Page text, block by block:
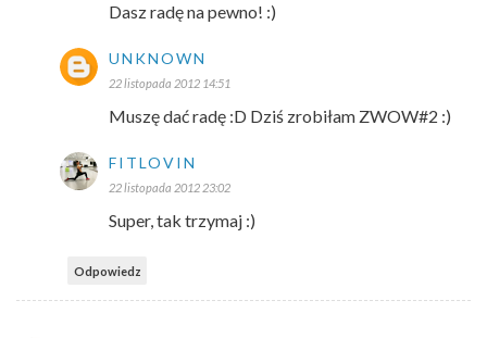
Dasz radę na pewno! :)
UNKNOWN
22 listopada 2012 14:51
Muszę dać radę :D Dziś zrobiłam ZWOW#2 :)
FITLOVIN
22 listopada 2012 23:02
Super, tak trzymaj :)
Odpowiedz